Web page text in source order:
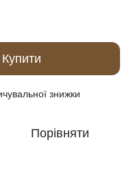
Купити
знижки
Порівняти